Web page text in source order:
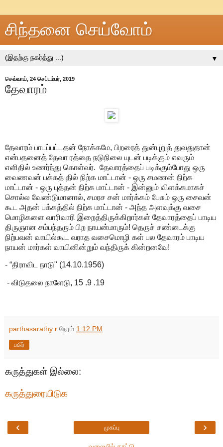
சிந்தனை செய்வோம்
▼
செவ்வாய், 24 செப்டம்பர், 2019
தேவாரம்
தேவாரம் பாடப்பட்டதன் நோக்கமே, பிறரைத் துன்புறுத் துவதுதான்
என்பதனைத் தேவா ரத்தை நடுநிலை யுடன் படிக்கும் எவரும்
எளிதில் உணர்ந்து கொள்வர். தேவாரத்தைப் படிக்கும்போது ஒரு
வைணவன் பக்கத் தில் நிற்க மாட்டான் - ஒரு சமணன் நிற்க
மாட்டான் - ஒரு புத்தன் நிற்க மாட்டான் - இன்னும் விளக்கமாகச்
சொல்ல வேண்டுமானால், சமரச சன் மார்க்கம் பேசும் ஒரு சைவன்
கூட அதன் பக்கத்தில் நிற்க மாட்டான் - அந்த அளவுக்கு வசை
மொழிகளை வாரிவாரி இறைத்திருக்கிறார்கள் தேவாரத்தைப் பாடிய
திருஞான சம்பந்தரும் பிற நாயன்மாரும்! தெருச் சண்டைக்கு
நிற்பவன் வாயில்கூட வராத வசைமொழி கள் பல தேவாரம் பாடிய
நாயன் மார்கள் வாயினின்றும் வந்திருக் கின்றனவே!
- “திராவிட நாடு" (14.10.1956)
- விடுதலை நாளேடு, 15 .9 .19
parthasarathy r நேரம் 1:12 PM
பகிர்
கருத்துகள் இல்லை:
கருத்துரையிடுக
‹ ›
முகப்பு